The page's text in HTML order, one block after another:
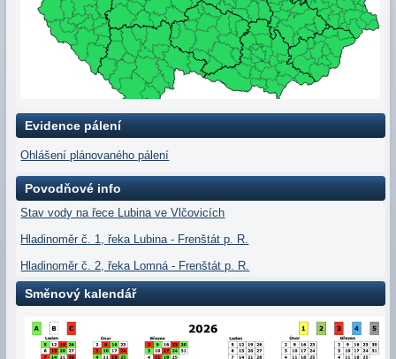
Evidence pálení
Ohlášení plánovaného pálení
Povodňové info
Stav vody na řece Lubina ve Vlčovicích
Hladinoměr č. 1, řeka Lubina - Frenštát p. R.
Hladinoměr č. 2, řeka Lomná - Frenštát p. R.
Směnový kalendář